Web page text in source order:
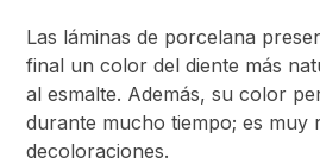
Las láminas de porcelana
final un color del diente más
al esmalte. Además, su color
durante mucho tiempo; es muy
decoloraciones.